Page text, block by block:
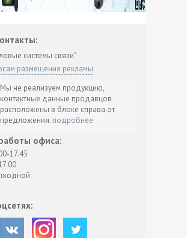
системы связи"
размещения рекламы
Мы не реализуем продукцию,
контактные данные продавцов
расположены в блоке справа от
предложения. подробнее
офиса:
17.45